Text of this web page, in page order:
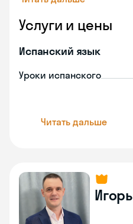
Услуги и цены
Испанский язык
Уроки испанского
Читать дальше
Игорь